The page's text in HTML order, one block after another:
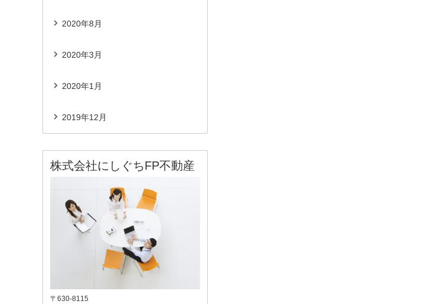
2020年8月
2020年3月
2020年1月
2019年12月
株式会社にしぐちFP不動産
〒630-8115